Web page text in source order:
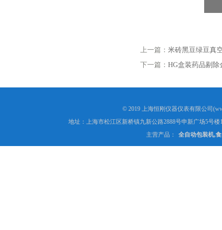
上一篇： 米砖黑豆绿豆真
下一篇： HG盒装药品剔
© 2019 上海恒刚仪器仪表有限公司
地址：上海市松江区新桥镇九新公路2888号申新广场5号楼
主营产品：
全自动包装机,